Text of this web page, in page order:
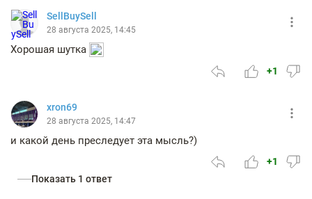
SellBuySell
28 августа 2025, 14:45
Хорошая шутка
+1
xron69
28 августа 2025, 14:47
и какой день преследует эта мысль?)
+1
Показать 1 ответ